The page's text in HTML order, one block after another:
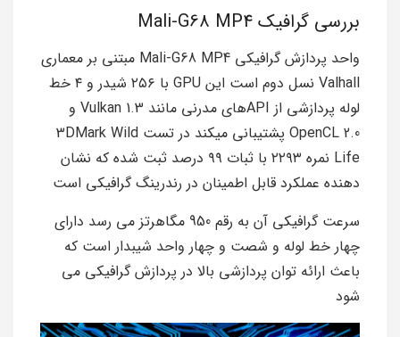
بررسی گرافیک Mali-G68 MP4
واحد پردازش گرافیکی Mali-G68 MP4 مبتنی بر معماری
Valhall نسل دوم است این GPU با ۲۵۶ شیدر و ۴ خط
لوله پردازشی از APIهای مدرنی مانند Vulkan 1.3 و
OpenCL 2.0 پشتیبانی میکند در تست 3DMark Wild
Life نمره ۲۲۹۳ با ثبات ۹۹ درصد ثبت شده که نشان
دهنده عملکرد قابل اطمینان در رندرینگ گرافیکی است
سرعت گرافیکی آن به رقم 950 مگاهرتز می رسد دارای
چهار خط لوله و شصت و چهار واحد شیبدار است که
باعث ارائه توان پردازشی بالا در پردازش گرافیکی می
شود